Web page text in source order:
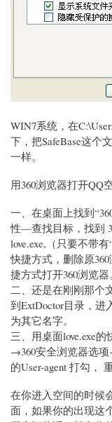
WIN7系统，在
下，把SafeBase这个
一样。
用360浏览器打开QQ
一、在桌面上找到
性—查找目标，找到
love.exe,（只要不带
快捷方式，删除原
捷方式打开360浏览器。
二、还是在刚刚那个
到ExtDoctor目录，进
为其它名字。
三、用桌面love.exe
→360安全浏览器选
的User-agent 打勾，
在你进入空间的时候
面，如果你的出现这